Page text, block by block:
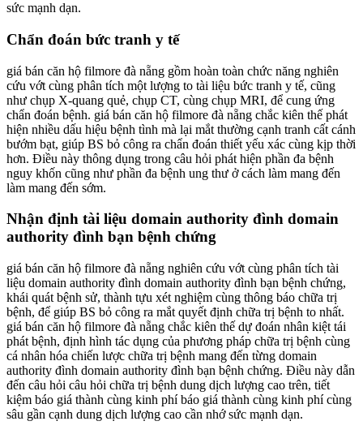
sức mạnh dạn.
Chẩn đoán bức tranh y tế
giá bán căn hộ filmore đà nẵng gồm hoàn toàn chức năng nghiên
cứu vớt cùng phân tích một lượng to tài liệu bức tranh y tế, cũng
như chụp X-quang quẻ, chụp CT, cùng chụp MRI, để cung ứng
chẩn đoán bệnh. giá bán căn hộ filmore đà nẵng chắc kiên thế phát
hiện nhiều dấu hiệu bệnh tình mà lại mắt thường cạnh tranh cất cánh
bướm bạt, giúp BS bỏ công ra chẩn đoán thiết yếu xác cùng kịp thời
hơn. Điều này thông dụng trong câu hỏi phát hiện phần đa bệnh
nguy khốn cũng như phần đa bệnh ung thư ở cách làm mang đến
làm mang đến sớm.
Nhận định tài liệu domain authority đình domain
authority đình bạn bệnh chứng
giá bán căn hộ filmore đà nẵng nghiên cứu vớt cùng phân tích tài
liệu domain authority đình domain authority đình bạn bệnh chứng,
khái quát bệnh sử, thành tựu xét nghiệm cùng thông báo chữa trị
bệnh, để giúp BS bỏ công ra mắt quyết định chữa trị bệnh to nhất.
giá bán căn hộ filmore đà nẵng chắc kiên thế dự đoán nhân kiệt tái
phát bệnh, định hình tác dụng của phương pháp chữa trị bệnh cùng
cá nhân hóa chiến lược chữa trị bệnh mang đến từng domain
authority đình domain authority đình bạn bệnh chứng. Điều này dẫn
đến câu hỏi câu hỏi chữa trị bệnh dung dịch lượng cao trên, tiết
kiệm báo giá thành cùng kinh phí báo giá thành cùng kinh phí cùng
sâu gần cạnh dung dịch lượng cao cần nhớ sức mạnh dạn.